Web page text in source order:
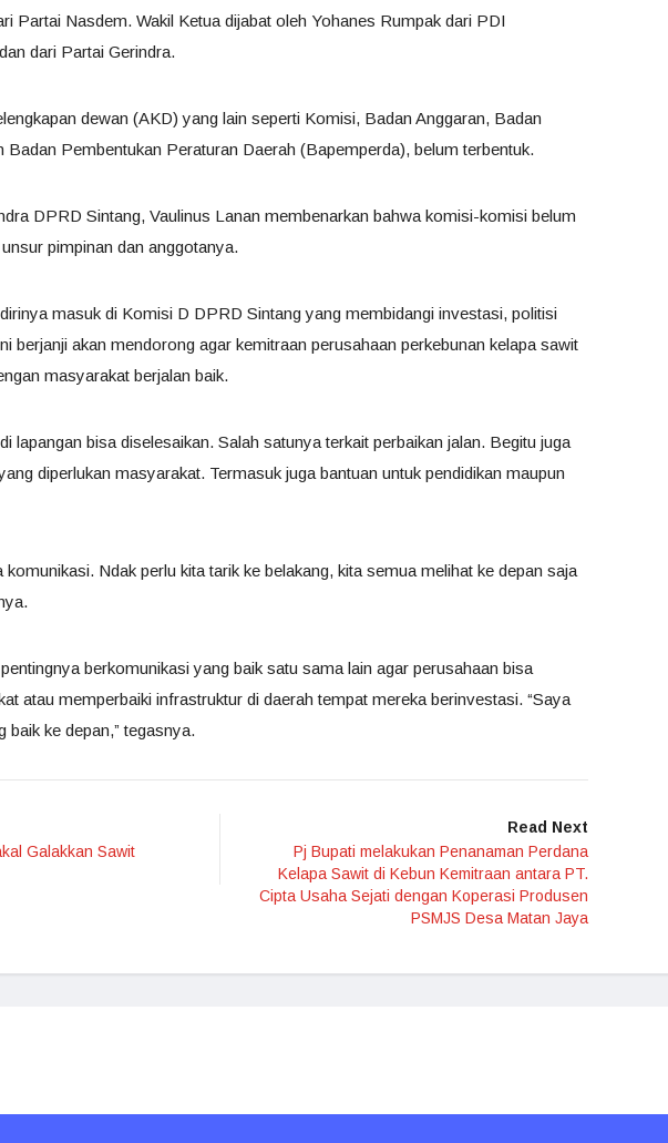
Partai Nasdem. Wakil Ketua dijabat oleh Yohanes Rumpak dari PDI
dari Partai Gerindra.
dewan (AKD) yang lain seperti Komisi, Badan Anggaran, Badan
Badan Pembentukan Peraturan Daerah (Bapemperda), belum terbentuk.
DPRD Sintang, Vaulinus Lanan membenarkan bahwa komisi-komisi belum
pimpinan dan anggotanya.
masuk di Komisi D DPRD Sintang yang membidangi investasi, politisi
berjanji akan mendorong agar kemitraan perusahaan perkebunan kelapa sawit
masyarakat berjalan baik.
lapangan bisa diselesaikan. Salah satunya terkait perbaikan jalan. Begitu juga
diperlukan masyarakat. Termasuk juga bantuan untuk pendidikan maupun
komunikasi. Ndak perlu kita tarik ke belakang, kita semua melihat ke depan saja
berkomunikasi yang baik satu sama lain agar perusahaan bisa
atau memperbaiki infrastruktur di daerah tempat mereka berinvestasi. “Saya
baik ke depan,” tegasnya.
Galakkan Sawit
Read Next
Pj Bupati melakukan Penanaman Perdana
Kelapa Sawit di Kebun Kemitraan antara PT.
Cipta Usaha Sejati dengan Koperasi Produsen
PSMJS Desa Matan Jaya